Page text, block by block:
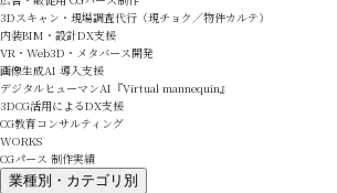
3Dスキャン・現場調査代行（現チョク／物件カルテ）
内装BIM・設計DX支援
VR・Web3D・メタバース開発
画像生成AI 導入支援
デジタルヒューマンAI『Virtual mannequin』
3DCG活用によるDX支援
CG教育コンサルティング
WORKS
CGパース 制作実績
業種別・カテゴリ別